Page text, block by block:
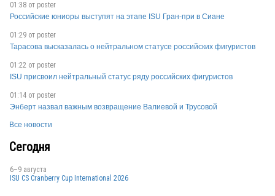
01:38 от poster
Российские юниоры выступят на этапе ISU Гран-при в Сиане
01:29 от poster
Тарасова высказалась о нейтральном статусе российских фигуристов
01:22 от poster
ISU присвоил нейтральный статус ряду российских фигуристов
01:14 от poster
Энберт назвал важным возвращение Валиевой и Трусовой
Все новости
Сегодня
6–9 августа
ISU CS Cranberry Cup International 2026